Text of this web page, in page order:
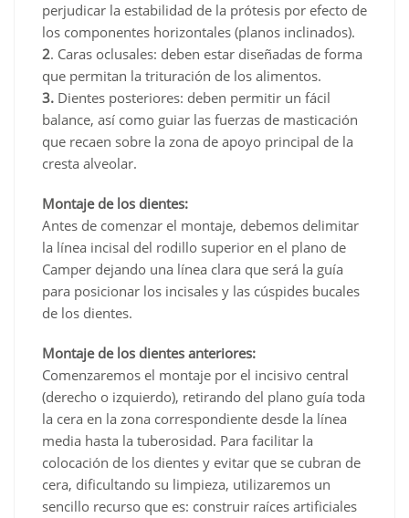
perjudicar la estabilidad de la prótesis por efecto de
los componentes horizontales (planos inclinados).
2. Caras oclusales: deben estar diseñadas de forma
que permitan la trituración de los alimentos.
3. Dientes posteriores: deben permitir un fácil
balance, así como guiar las fuerzas de masticación
que recaen sobre la zona de apoyo principal de la
cresta alveolar.
Montaje de los dientes:
Antes de comenzar el montaje, debemos delimitar
la línea incisal del rodillo superior en el plano de
Camper dejando una línea clara que será la guía
para posicionar los incisales y las cúspides bucales
de los dientes.
Montaje de los dientes anteriores:
Comenzaremos el montaje por el incisivo central
(derecho o izquierdo), retirando del plano guía toda
la cera en la zona correspondiente desde la línea
media hasta la tuberosidad. Para facilitar la
colocación de los dientes y evitar que se cubran de
cera, dificultando su limpieza, utilizaremos un
sencillo recurso que es: construir raíces artificiales